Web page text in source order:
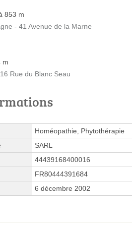
853 m
- 41 Avenue de la Marne
m
Rue du Blanc Seau
Homéopathie, Phytothérapie
SARL
44439168400016
FR80444391684
6 décembre 2002